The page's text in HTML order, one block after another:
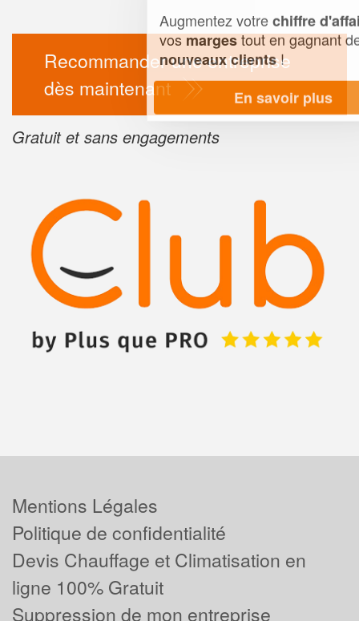
Recommander une entreprise
dès maintenant
Gratuit et sans engagements
Augmentez votrechiffre d'affaireset
vosmargestout en gagnant de
nouveaux clients!
En savoir plus
Mentions Légales
Politique de confidentialité
Devis Chauffage et Climatisation en
ligne 100% Gratuit
Suppression de mon entreprise